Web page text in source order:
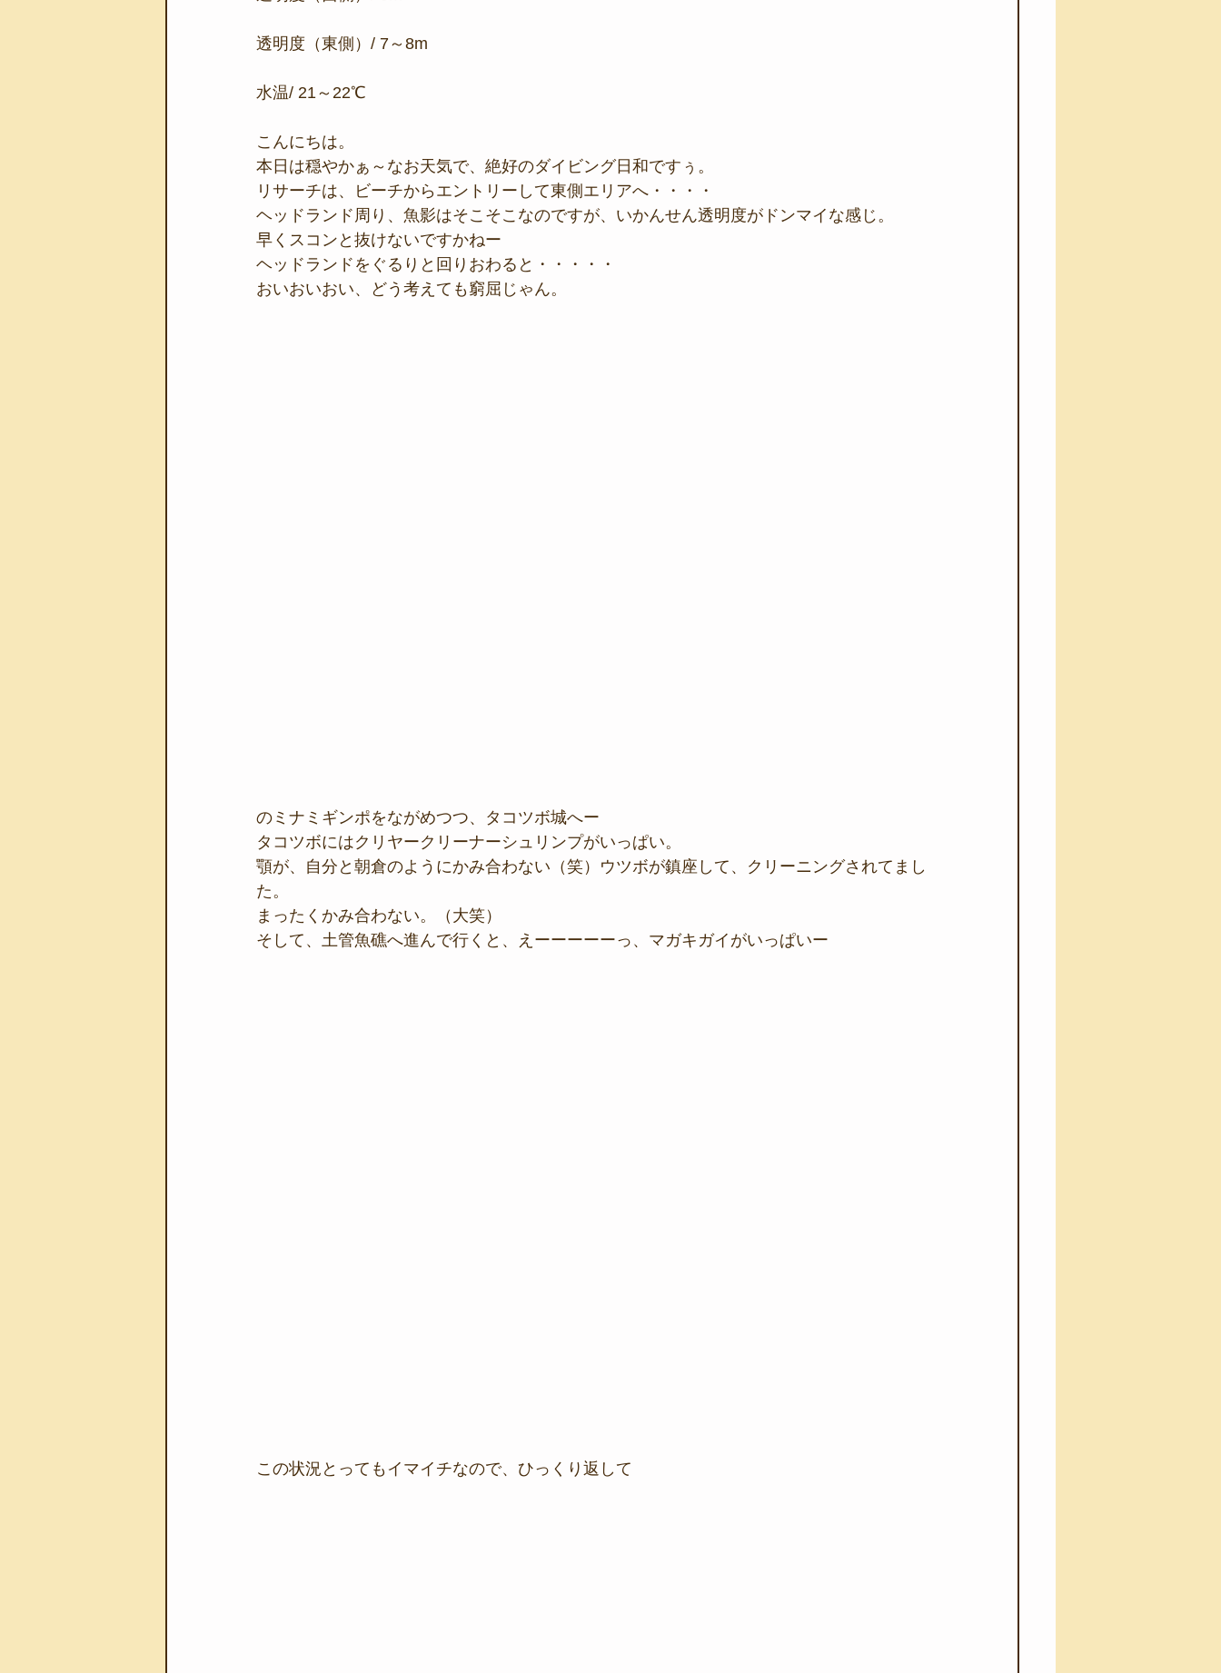
透明度（東側）/ 7～8m
水温/ 21～22℃
こんにちは。
本日は穏やかぁ～なお天気で、絶好のダイビング日和ですぅ。
リサーチは、ビーチからエントリーして東側エリアへ・・・・
ヘッドランド周り、魚影はそこそこなのですが、いかんせん透明度がドンマイな感じ。
早くスコンと抜けないですかねー
ヘッドランドをぐるりと回りおわると・・・・・
おいおいおい、どう考えても窮屈じゃん。
のミナミギンポをながめつつ、タコツボ城へー
タコツボにはクリヤークリーナーシュリンプがいっぱい。
顎が、自分と朝倉のようにかみ合わない（笑）ウツボが鎮座して、クリーニングされてまし
た。
まったくかみ合わない。（大笑）
そして、土管魚礁へ進んで行くと、えーーーーーっ、マガキガイがいっぱいー
この状況とってもイマイチなので、ひっくり返して